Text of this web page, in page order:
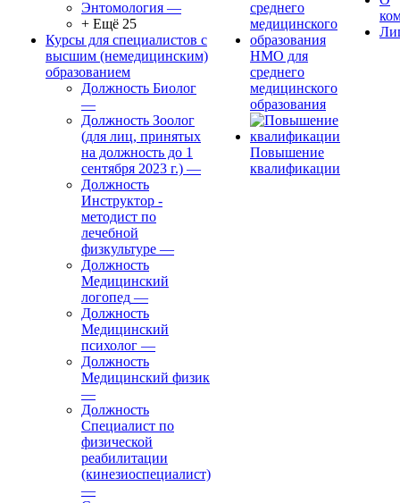
Энтомология —
+ Ещё 25
Курсы для специалистов с
высшим (немедицинским)
образованием
Должность Биолог
—
Должность Зоолог
(для лиц, принятых
на должность до 1
сентября 2023 г.) —
Должность
Инструктор -
методист по
лечебной
физкультуре —
Должность
Медицинский
логопед —
Должность
Медицинский
психолог —
Должность
Медицинский физик
—
Должность
Специалист по
физической
реабилитации
(кинезиоспециалист)
—
НМО для
среднего
медицинского
образования
Повышение
квалификации